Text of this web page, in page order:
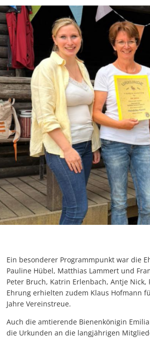
Ein besonderer Programmpunkt war die
Pauline Hübel, Matthias Lammert und
Peter Bruch, Katrin Erlenbach, Antje
Ehrung erhielten zudem Klaus Hofmann
Jahre Vereinstreue.
Auch die amtierende Bienenkönigin
die Urkunden an die langjährigen